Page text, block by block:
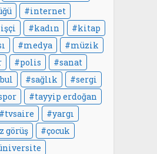
internet
işçi kadın
kitap
medya
müzik
polis
sanat
sağlık
sergi
tayyip erdoğan
tvsaire
yargı
görüş
çocuk